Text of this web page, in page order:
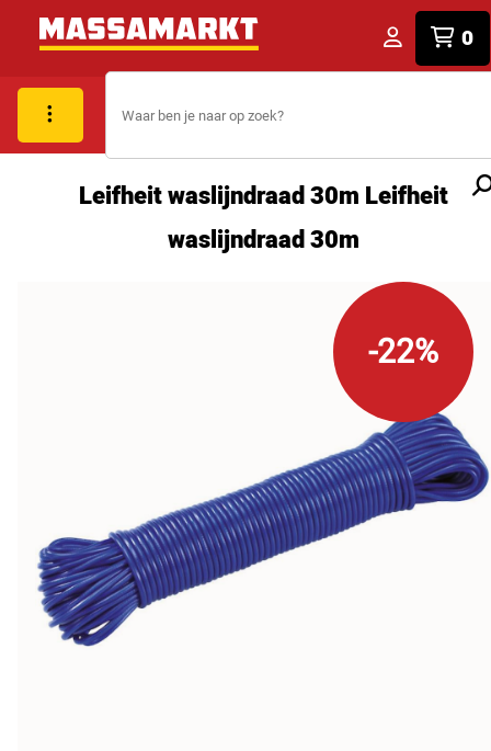
0
Leifheit waslijndraad 30m Leifheit
waslijndraad 30m
-22%